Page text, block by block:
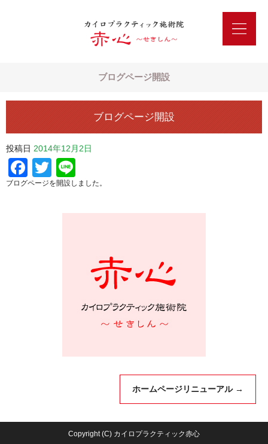
ブログページ開設
ブログページ開設
投稿日 2014年12月2日
Facebook
Twitter
ブログページを開設しました。
ホームページリニューアル →
Copyright (C) カイロプラクティック赤心